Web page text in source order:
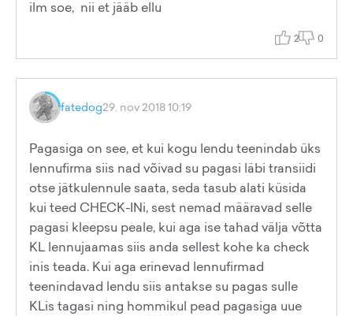
ilm soe, nii et jääb ellu
2 0
fatedog29. nov 2018 10:19
Pagasiga on see, et kui kogu lendu teenindab üks
lennufirma siis nad võivad su pagasi läbi transiidi
otse jätkulennule saata, seda tasub alati küsida
kui teed CHECK-INi, sest nemad määravad selle
pagasi kleepsu peale, kui aga ise tahad välja võtta
KL lennujaamas siis anda sellest kohe ka check
inis teada. Kui aga erinevad lennufirmad
teenindavad lendu siis antakse su pagas sulle
KLis tagasi ning hommikul pead pagasiga uue